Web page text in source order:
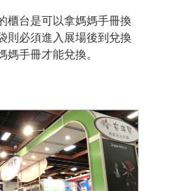
櫃台是可以拿媽媽手冊換
則必須進入展場後到兌換
媽手冊才能兌換。